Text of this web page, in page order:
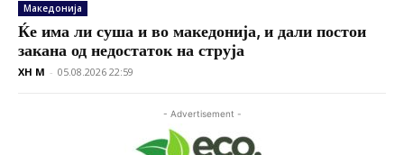
Македонија
Ќе има ли суша и во македонија, и дали постои
закана од недостаток на струја
XH M - 05.08.2026 22:59
- Advertisement -